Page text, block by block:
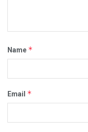
Name *
Email *